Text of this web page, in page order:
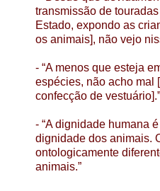
transmissão de
Estado, expondo as
os animais], não vejo
- “A menos que esteja
espécies, não acho mal
confecção de vestuário].”
- “A dignidade humana
dignidade dos animais.
ontologicamente
animais.”